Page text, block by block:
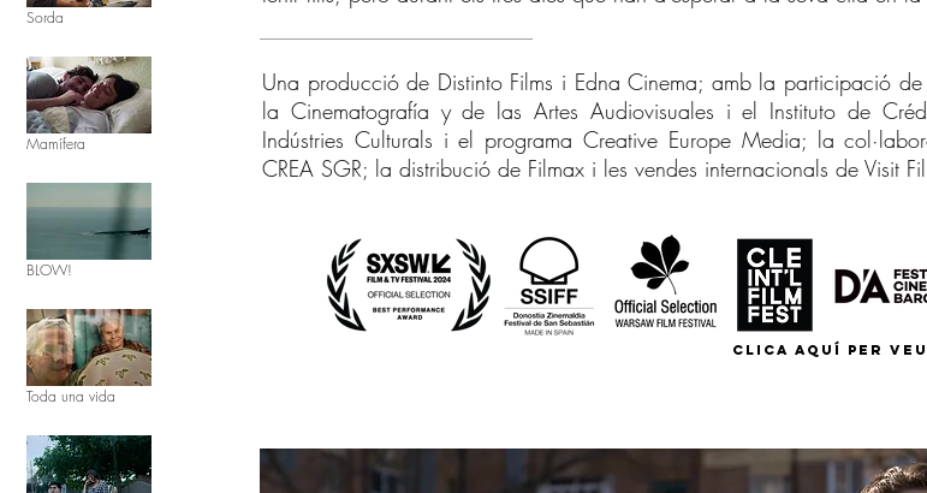
Sorda
Mamífera
BLOW!
Toda una vida
Una producció de Distinto Films i Edna Cinema; amb la participació
la Cinematografía y de las Artes Audiovisuales i el Instituto de
Indústries Culturals i el programa Creative Europe Media; la
CREA SGR; la distribució de Filmax i les vendes internacionals de Visit
CLICA AQUÍ PER